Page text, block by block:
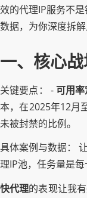
效的代理IP服务不
数据，为你深度拆
一、核心
关键要点： - 可用
本，在2025年12月
未被封禁的比例。
具体案例与数据：
理IP池，任务量是每
快代理的表现让我